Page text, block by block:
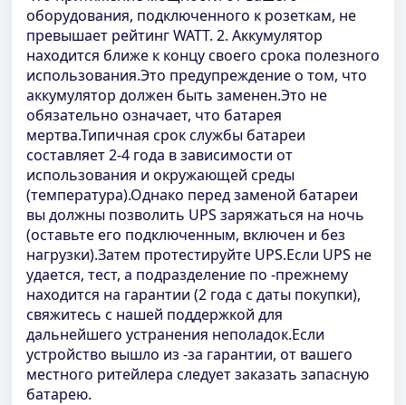
оборудования, подключенного к розеткам, не
превышает рейтинг WATT. 2. Аккумулятор
находится ближе к концу своего срока полезного
использования.Это предупреждение о том, что
аккумулятор должен быть заменен.Это не
обязательно означает, что батарея
мертва.Типичная срок службы батареи
составляет 2-4 года в зависимости от
использования и окружающей среды
(температура).Однако перед заменой батареи
вы должны позволить UPS заряжаться на ночь
(оставьте его подключенным, включен и без
нагрузки).Затем протестируйте UPS.Если UPS не
удается, тест, а подразделение по -прежнему
находится на гарантии (2 года с даты покупки),
свяжитесь с нашей поддержкой для
дальнейшего устранения неполадок.Если
устройство вышло из -за гарантии, от вашего
местного ритейлера следует заказать запасную
батарею.